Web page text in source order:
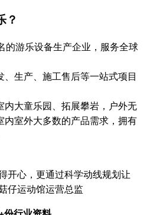
？
的游乐设备生产企业，服务全球
生产、施工售后等一站式项目
内大童乐园、拓展攀岩，户外无
室外大多数的产品需求，拥有
开心，更通过科学动线规划让
仔运动馆运营总监